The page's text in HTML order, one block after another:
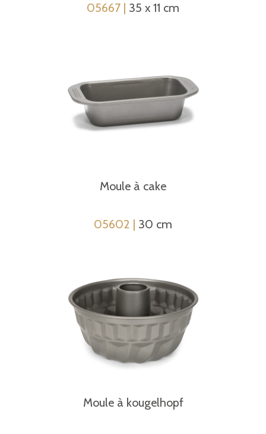
05667 | 35 x 11 cm
Moule à cake
05602 | 30 cm
Moule à kougelhopf